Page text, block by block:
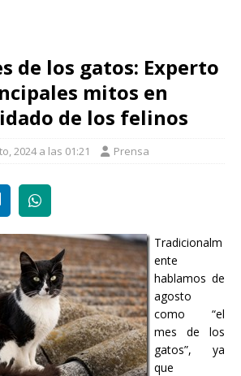
de los gatos: Experto
mitos en
de los felinos
2024 a las 01:21 Prensa
Tradicionalm
ente
hablamos de
agosto
como “el
mes de los
gatos”, ya
que